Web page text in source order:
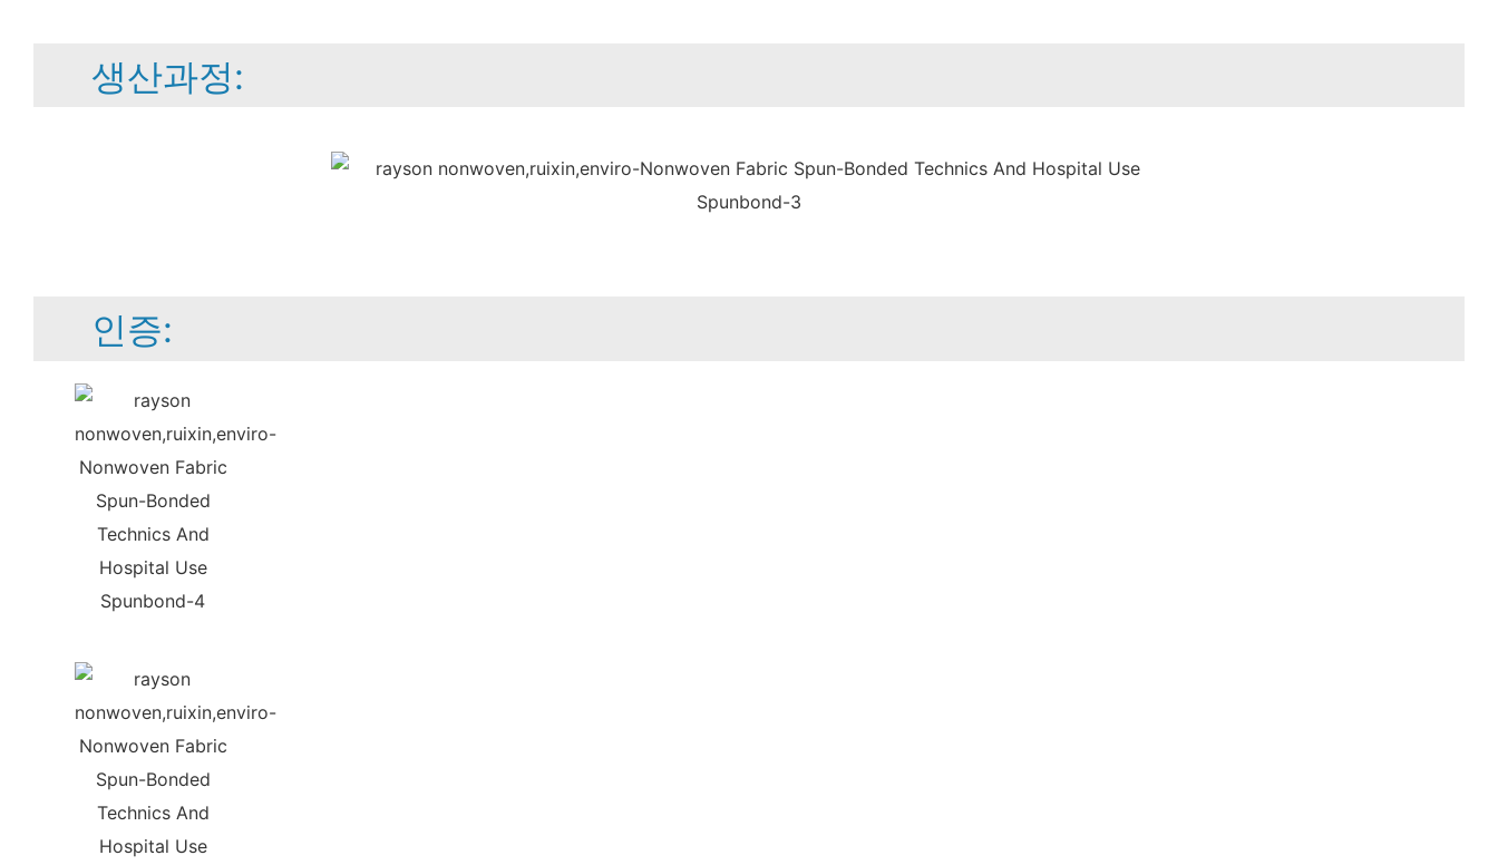
생산과정:
인증: